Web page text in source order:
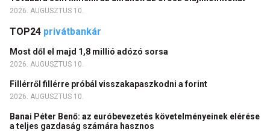
2026. AUGUSZTUS 10.
TOP24 privátbankár
Most dől el majd 1,8 millió adózó sorsa
2026. AUGUSZTUS 10.
Fillérről fillérre próbál visszakapaszkodni a forint
2026. AUGUSZTUS 10.
Banai Péter Benő: az euróbevezetés követelményeinek elérése
a teljes gazdaság számára hasznos